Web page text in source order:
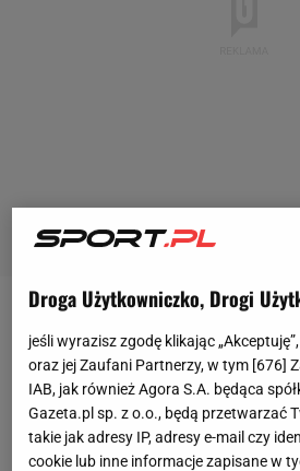
Europy w piłce ręcznej kobiet
z Francją, która bez wątpienia
drużyną w grupie C.
przez Arne Senstada wyraźnie
Droga Użytkowniczko, Drogi
jeśli wyrazisz zgodę klikając
oraz jej Zaufani Partnerzy, w tym [676]
IAB, jak również Agora S.A. będąca
Gazeta.pl sp. z o.o., będą przetwarzać
takie jak adresy IP, adresy e-mail czy
cookie lub inne informacje zapisane w